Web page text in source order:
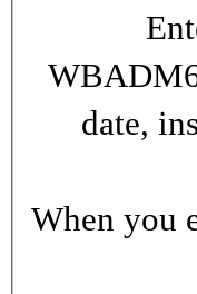
date,
When you